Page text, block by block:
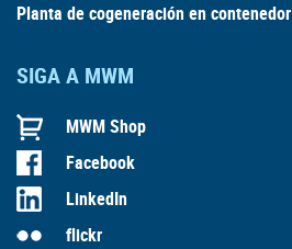
Planta de cogeneración en contenedor
SIGA A MWM
MWM Shop
Facebook
LinkedIn
flickr